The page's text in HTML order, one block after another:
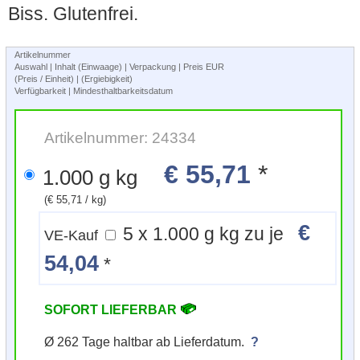
Biss. Glutenfrei.
Artikelnummer
Auswahl | Inhalt (Einwaage) | Verpackung | Preis EUR
(Preis / Einheit) | (Ergiebigkeit)
Verfügbarkeit | Mindesthaltbarkeitsdatum
Artikelnummer: 24334
1.000 g kg € 55,71 *
(€ 55,71 / kg)
VE-Kauf 5 x 1.000 g kg zu je€
54,04 *
SOFORT LIEFERBAR
Ø 262 Tage haltbar ab Lieferdatum. ?